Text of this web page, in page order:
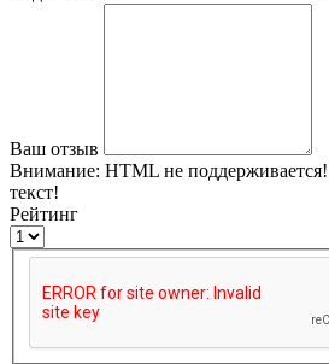
Ваш отзыв
Внимание: HTML не
текст!
Рейтинг